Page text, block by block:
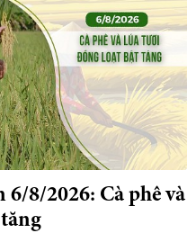
8/2026: Cà phê và